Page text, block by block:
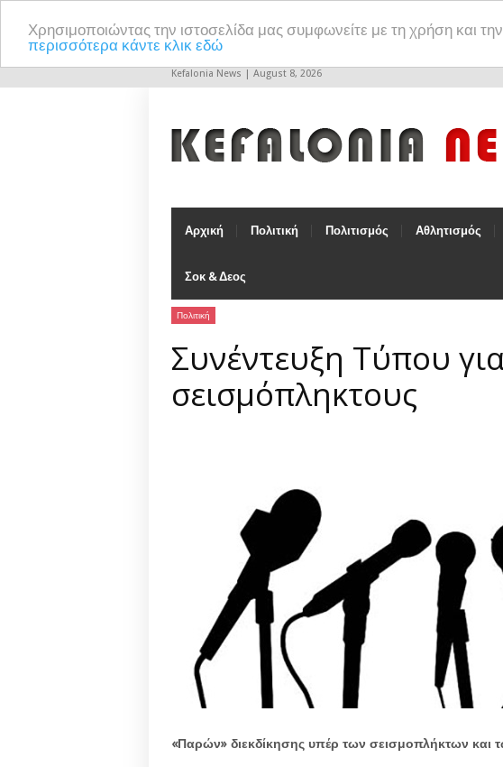
Χρησιμοποιώντας την ιστοσελίδα μας συμφωνείτε με τη χρήση και
περισσότερα κάντε κλικ εδώ
Kefalonia News | August 8, 2026
Αρχική Πολιτική Πολιτισμός Αθλητισμός
Σοκ & Δεος
Πολιτική
Συνέντευξη Τύπου
σεισμόπληκτους
«Παρών» διεκδίκησης υπέρ των σεισμοπλήκτων και